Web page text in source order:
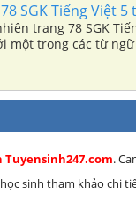
SGK Tiếng Việt 5
trang 78 SGK
một trong các từ
.
sinh tham khảo chi